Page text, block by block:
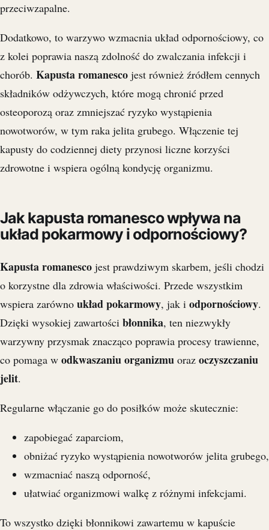
przeciwzapalne.
Dodatkowo, to warzywo wzmacnia układ odpornościowy, co
z kolei poprawia naszą zdolność do zwalczania infekcji i
chorób. Kapusta romanesco jest również źródłem cennych
składników odżywczych, które mogą chronić przed
osteoporozą oraz zmniejszać ryzyko wystąpienia
nowotworów, w tym raka jelita grubego. Włączenie tej
kapusty do codziennej diety przynosi liczne korzyści
zdrowotne i wspiera ogólną kondycję organizmu.
Jak kapusta romanesco wpływa na
układ pokarmowy i odpornościowy?
Kapusta romanesco jest prawdziwym skarbem, jeśli chodzi
o korzystne dla zdrowia właściwości. Przede wszystkim
wspiera zarówno układ pokarmowy, jak i odpornościowy.
Dzięki wysokiej zawartości błonnika, ten niezwykły
warzywny przysmak znacząco poprawia procesy trawienne,
co pomaga w odkwaszaniu organizmu oraz oczyszczaniu
jelit.
Regularne włączanie go do posiłków może skutecznie:
zapobiegać zaparciom,
obniżać ryzyko wystąpienia nowotworów jelita grubego,
wzmacniać naszą odporność,
ułatwiać organizmowi walkę z różnymi infekcjami.
To wszystko dzięki błonnikowi zawartemu w kapuście